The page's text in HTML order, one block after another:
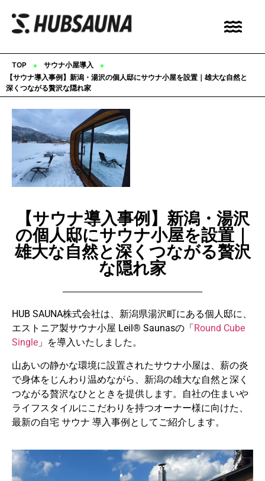
TOP ▪︎ サウナ小屋導入 ▪︎
【サウナ導入事例】新潟・湯沢の個人邸にサウナ小屋を設置｜雄大な自然と
深くつながる贅沢な隠れ家
【サウナ導入事例】新潟・湯沢
の個人邸にサウナ小屋を設置｜
雄大な自然と深くつながる贅沢
な隠れ家
HUB SAUNA株式会社は、新潟県湯沢町にある個人邸に、
エストニア製サウナ小屋 Leil®️ Saunasの「 Round Cube
Single 」を導入いたしました。
山あいの静かな環境に設置されたサウナ小屋は、薪の炎
で身体をじんわり温めながら、新潟の雄大な自然と深く
つながる贅沢なひとときを提供します。自社の住まいや
ライフスタイルにこだわりを持つオーナー様に向けた、
最新の自宅 サウナ 導入事例としてご紹介します。